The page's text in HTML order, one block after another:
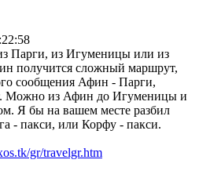
Парги, из Игуменицы или из
получится сложный маршрут,
сообщения Афин - Парги,
Можно из Афин до Игуменицы и
Я бы на вашем месте разбил
- пакси, или Корфу - пакси.
gr/travelgr.htm